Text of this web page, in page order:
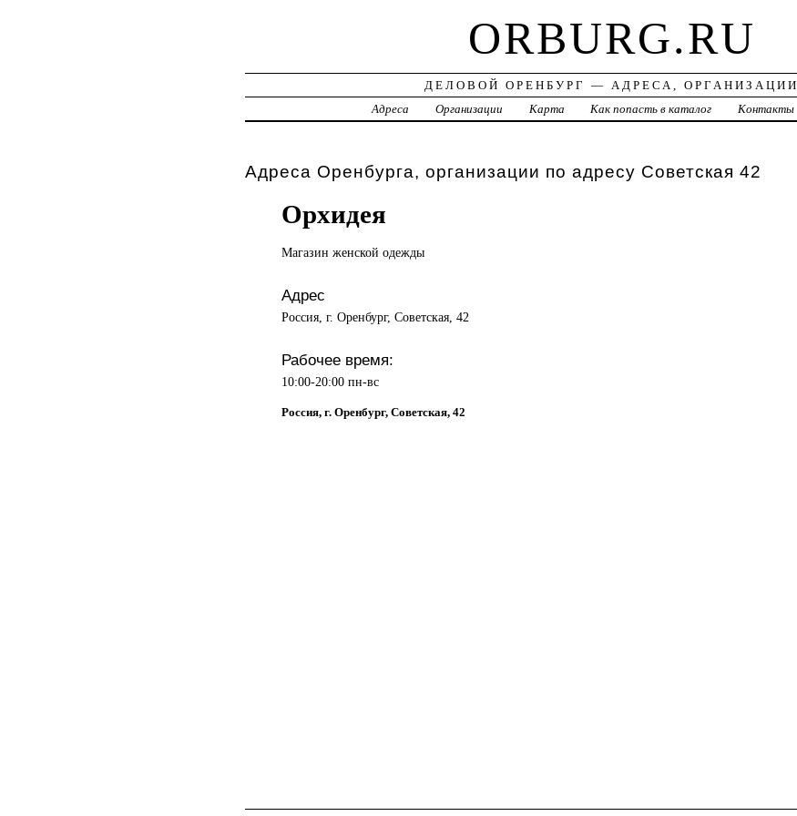
ORBURG.RU
ДЕЛОВОЙ ОРЕНБУРГ — АДРЕСА, ОРГАНИЗАЦИИ
Адреса
Организации Карта Как попасть в каталог Контакты
Адреса Оренбурга, организации по адресу Советская 42
Орхидея
Магазин женской одежды
Адрес
Россия, г. Оренбург, Советская, 42
Рабочее время:
10:00-20:00 пн-вс
Россия, г. Оренбург, Советская, 42